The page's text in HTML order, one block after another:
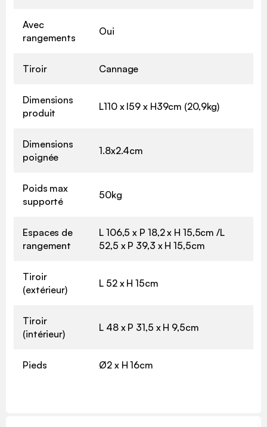
Avec
rangements
Oui
Tiroir Cannage
Dimensions
produit
L110 x l59 x H39cm (20,9kg)
Dimensions
poignée
1.8x2.4cm
Poids max
supporté
50kg
Espaces de
rangement
L 106,5 x P 18,2 x H 15,5cm /L
52,5 x P 39,3 x H 15,5cm
Tiroir
(extérieur)
L 52 x H 15cm
Tiroir
(intérieur)
L 48 x P 31,5 x H 9,5cm
Pieds Ø2 x H 16cm